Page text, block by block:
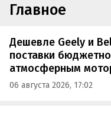
Главное
Дешевле Geely и
поставки
атмосферным
06 августа 2026, 17:02